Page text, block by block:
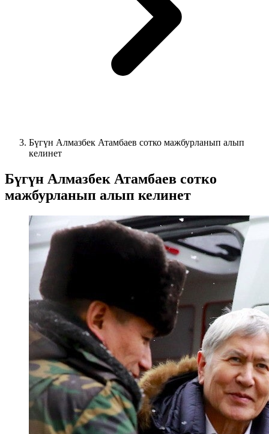
Бүгүн Алмазбек Атамбаев сотко мажбурланып алып
келинет
Бүгүн Алмазбек Атамбаев сотко
мажбурланып алып келинет